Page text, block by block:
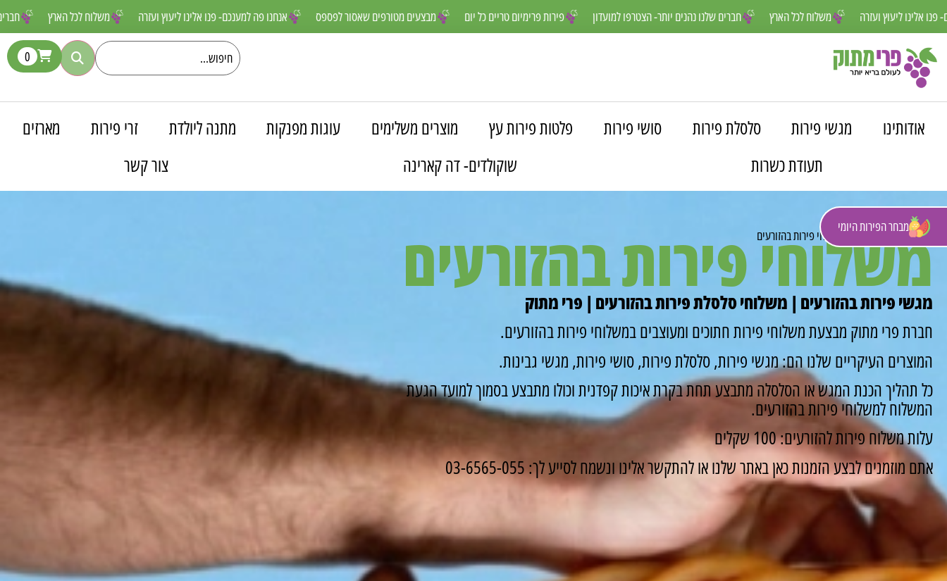
משלוח לכל אנחנו פה למענכם- פנו אלינו ליעוץ ועזרה מבצעים מטורפים שאסור לפספס פירות פרימיום טריים כל יום חברים שלנו נהנים יותר- הצטרפו למועדון משלוח לכל הארץ פה למענכם- פנו אלינו ליעוץ ועזרה
מבחר הפירות היומי
0
אודותינו מגשי פירות סלסלת פירות סושי פירות פלטות פירות עץ מוצרים משלימים עוגות מפנקות מתנה ליולדת זרי פירות
מארזים
תעודת כשרות
שוקולדים- דה קארינה צור קשר
פרי מתוק» משלוחים»משלוחי פירות בהזורעים
משלוחי פירות בהזורעים
מגשי פירות בהזורעים | משלוחי סלסלת פירות בהזורעים | פרי מתוק
חברת פרי מתוק מבצעת משלוחי פירות חתוכים ומעוצבים במשלוחי פירות בהזורעים.
המוצרים העיקריים שלנו הם: מגשי פירות, סלסלת פירות, סושי פירות, מגשי גבינות.
כל תהליך הכנת המגש או הסלסלה מתבצע תחת בקרת איכות קפדנית וכולו מתבצע בסמוך למועד הגעת
המשלוח למשלוחי פירות בהזורעים.
עלות משלוח פירות להזורעים: 100 שקלים
אתם מוזמנים לבצע הזמנות כאן באתר שלנו או להתקשר אלינו ונשמח לסייע לך: 03-6565-055